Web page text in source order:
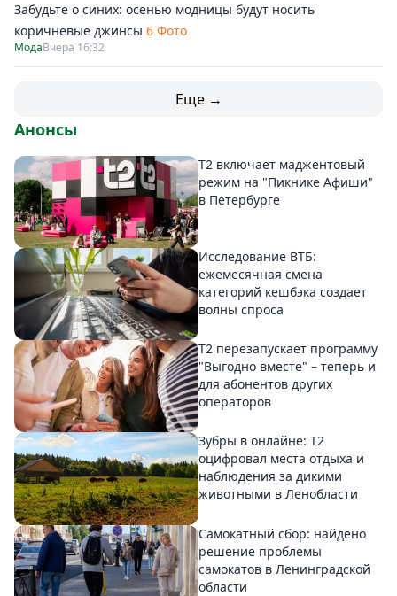
Забудьте о синих: осенью модницы будут носить
коричневые джинсы 6 Фото
МодаВчера 16:32
Еще →
Анонсы
Т2 включает маджентовый
режим на "Пикнике Афиши"
в Петербурге
Исследование ВТБ:
ежемесячная смена
категорий кешбэка создает
волны спроса
Т2 перезапускает программу
"Выгодно вместе" – теперь и
для абонентов других
операторов
Зубры в онлайне: Т2
оцифровал места отдыха и
наблюдения за дикими
животными в Ленобласти
Самокатный сбор: найдено
решение проблемы
самокатов в Ленинградской
области